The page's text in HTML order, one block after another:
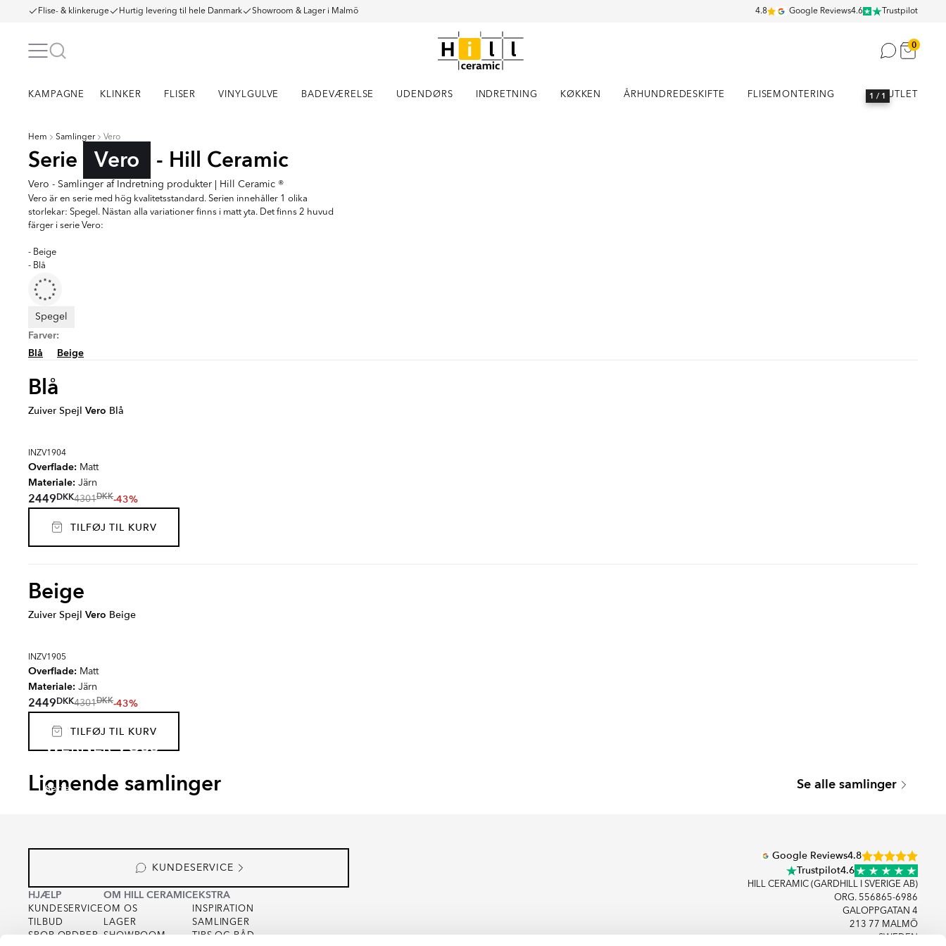
Flise- & klinkeruge Hurtig levering til hele Danmark Showroom & Lager i Malmö 4.8 Google Reviews4.6 Trustpilot
0
KAMPAGNE KLINKER FLISER VINYLGULVE BADEVÆRELSE UDENDØRS INDRETNING KØKKEN ÅRHUNDREDESKIFTE FLISEMONTERING OUTLET
Hem Samlinger Vero
Serie Vero - Hill Ceramic
Vero - Samlinger af Indretning produkter | Hill Ceramic ®
Vero är en serie med hög kvalitetsstandard. Serien innehåller 1 olika
storlekar: Spegel. Nästan alla variationer finns i matt yta. Det finns 2 huvud
färger i serie Vero:
- Beige
- Blå
Spegel
Farver:
Blå
Beige
1 / 1
Blå
Zuiver Spejl Vero Blå
INZV1904
Overflade: Matt
Materiale: Järn
2449DKK4301DKK-43%
TILFØJ TIL KURV
Beige
Zuiver Spejl Vero Beige
INZV1905
Overflade: Matt
Materiale: Järn
2449DKK4301DKK-43%
TILFØJ TIL KURV
Lignende samlinger Se alle samlinger
WERNER VOSS
Serie
KUNDESERVICE
HJÆLP
KUNDESERVICE
TILBUD
SPOR ORDRER
OM HILL CERAMIC
OM OS
LAGER
SHOWROOM
EKSTRA
INSPIRATION
SAMLINGER
TIPS OG RÅD
Google Reviews4.8
Trustpilot4.6
HILL CERAMIC (GARDHILL I SVERIGE AB)
ORG. 556865-6986
GALOPPGATAN 4
213 77 MALMÖ
SWEDEN